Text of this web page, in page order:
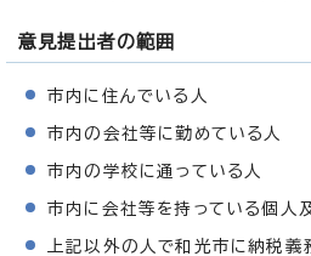
意見提出者の範囲
市内に住んでいる人
市内の会社等に勤めている人
市内の学校に通っている人
市内に会社等を持っている個人
上記以外の人で和光市に納税義